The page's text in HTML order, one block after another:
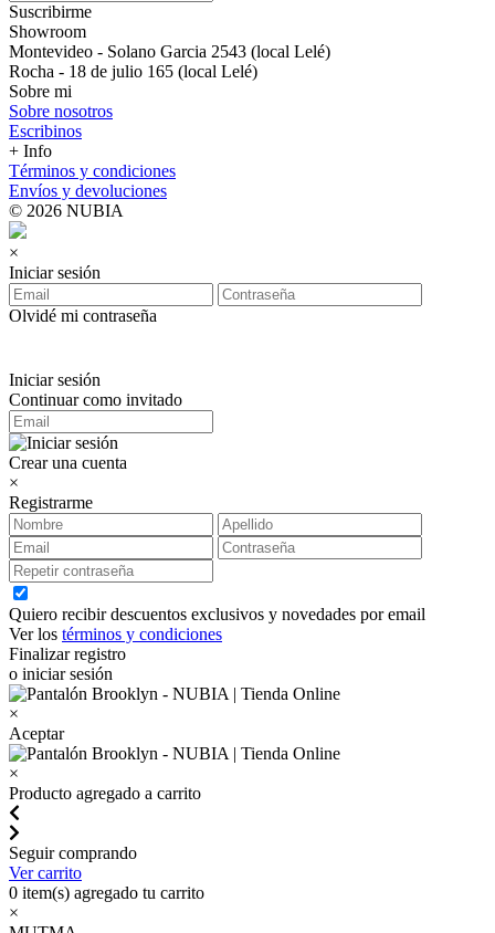
Suscribirme
Showroom
Montevideo - Solano Garcia 2543 (local Lelé)
Rocha - 18 de julio 165 (local Lelé)
Sobre mi
Sobre nosotros
Escribinos
+ Info
Términos y condiciones
Envíos y devoluciones
© 2026 NUBIA
×
Iniciar sesión
Olvidé mi contraseña
Iniciar sesión
Continuar como invitado
Crear una cuenta
×
Registrarme
Quiero recibir descuentos exclusivos y novedades por email
Ver los términos y condiciones
Finalizar registro
o iniciar sesión
×
Aceptar
×
Producto agregado a carrito
Seguir comprando
Ver carrito
0 item(s) agregado tu carrito
×